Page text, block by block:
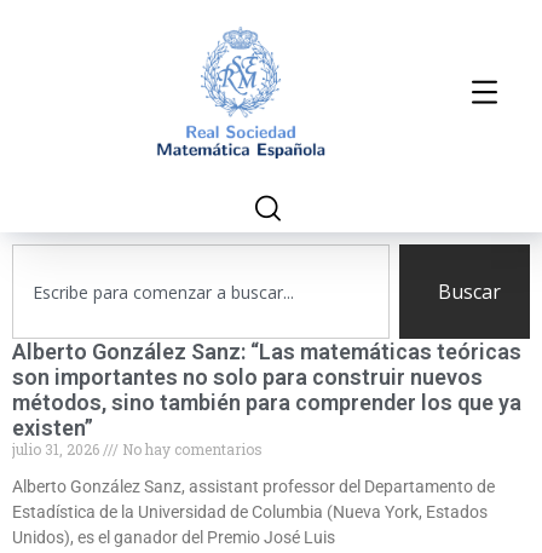
Buscar
Alberto González Sanz: “Las matemáticas teóricas
son importantes no solo para construir nuevos
métodos, sino también para comprender los que ya
existen”
julio 31, 2026
No hay comentarios
Alberto González Sanz, assistant professor del Departamento de
Estadística de la Universidad de Columbia (Nueva York, Estados
Unidos), es el ganador del Premio José Luis